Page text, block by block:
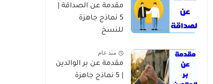
مقدمة عن الصداقة |
5 نماذج جاهزة
للنسخ
منذ عام
مقدمة عن بر الوالدين
| 5 نماذج جاهزة